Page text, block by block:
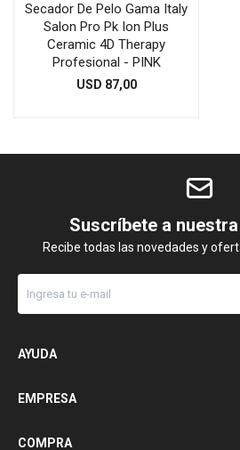
Secador De Pelo Gama Italy
Salon Pro Pk Ion Plus
Ceramic 4D Therapy
Profesional - PINK
USD 87,00
Suscríbete a
Recibe todas las novedades y
AYUDA
EMPRESA
COMPRA